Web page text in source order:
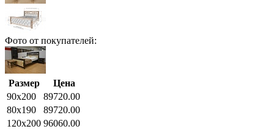
Фото от покупателей:
Размер
Цена
90x200
89720.00
80x190
89720.00
120x200 96060.00